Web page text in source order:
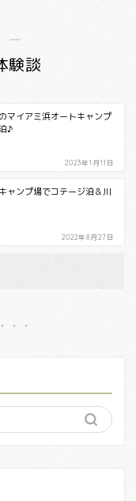
―
験談
マイアミ浜オートキャンプ
♪
2023年1月11日
ャンプ場でコテージ泊＆川
2022年8月27日